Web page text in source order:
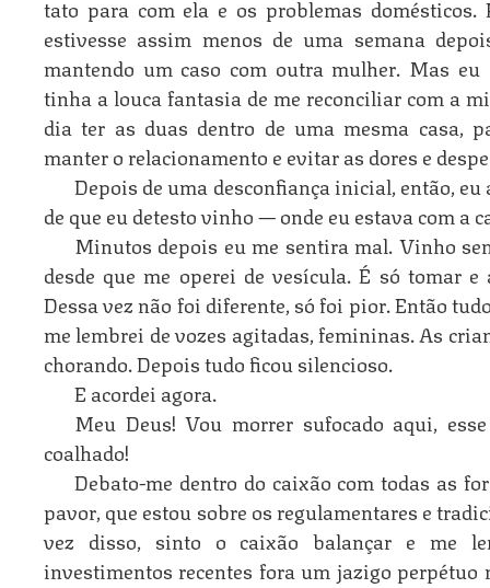
tato para com ela e os problemas
estivesse assim menos de uma semana
mantendo um caso com outra mulher. Mas eu
tinha a louca fantasia de me reconciliar com a
dia ter as duas dentro de uma mesma casa,
manter o relacionamento e evitar as dores e
Depois de uma desconfiança inicial, então,
de que eu detesto vinho — onde eu estava com a
Minutos depois eu me sentira mal. Vinho
desde que me operei de vesícula. É só tomar
Dessa vez não foi diferente, só foi pior. Então
me lembrei de vozes agitadas, femininas. As
chorando. Depois tudo ficou silencioso.
E acordei agora.
Meu Deus! Vou morrer sufocado aqui,
coalhado!
Debato-me dentro do caixão com todas as
pavor, que estou sobre os regulamentares e
vez disso, sinto o caixão balançar e me
investimentos recentes fora um jazigo